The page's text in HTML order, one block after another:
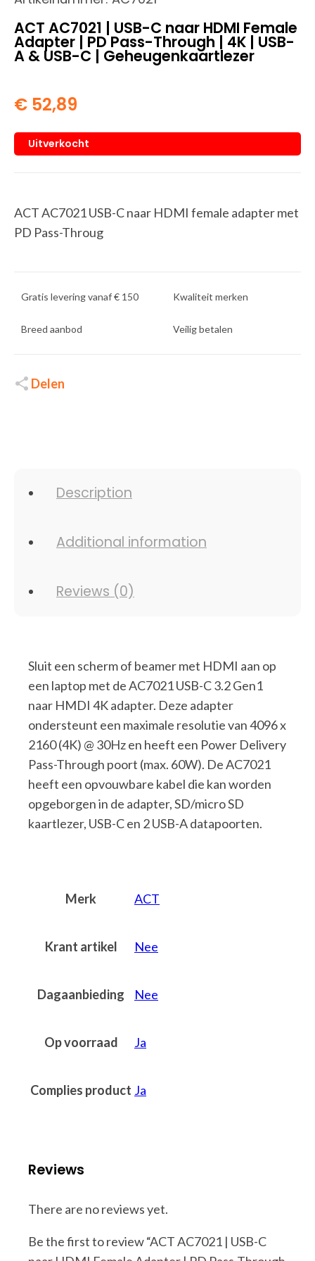
ACT AC7021 | USB-C naar HDMI Female
Adapter | PD Pass-Through | 4K | USB-
A & USB-C | Geheugenkaartlezer
€ 52,89
Uitverkocht
ACT AC7021 USB-C naar HDMI female adapter met
PD Pass-Throug
Gratis levering vanaf € 150 Kwaliteit merken
Breed aanbod Veilig betalen
Delen
Description
Additional information
Reviews (0)
Sluit een scherm of beamer met HDMI aan op
een laptop met de AC7021 USB-C 3.2 Gen1
naar HMDI 4K adapter. Deze adapter
ondersteunt een maximale resolutie van 4096 x
2160 (4K) @ 30Hz en heeft een Power Delivery
Pass-Through poort (max. 60W). De AC7021
heeft een opvouwbare kabel die kan worden
opgeborgen in de adapter, SD/micro SD
kaartlezer, USB-C en 2 USB-A datapoorten.
Merk ACT
Krant artikel Nee
Dagaanbieding Nee
Op voorraad Ja
Complies product Ja
Reviews
There are no reviews yet.
Be the first to review “ACT AC7021 | USB-C